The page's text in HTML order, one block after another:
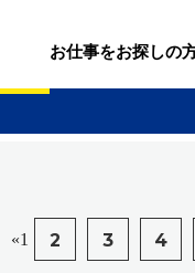
お仕事をお探しの
«1 2 3 4